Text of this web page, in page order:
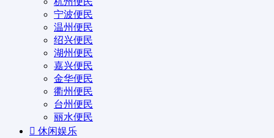
宁波便民
温州便民
绍兴便民
湖州便民
嘉兴便民
金华便民
衢州便民
台州便民
丽水便民
休闲娱乐